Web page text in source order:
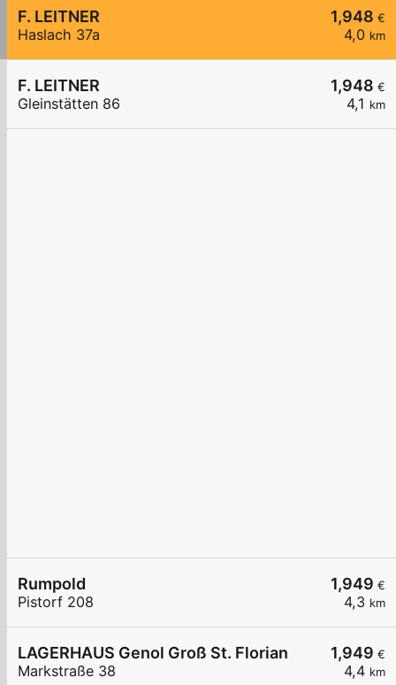
1,948 €
4,0 km
F. LEITNER
Haslach 37a
1,948 €
4,1 km
F. LEITNER
Gleinstätten 86
1,949 €
4,3 km
Rumpold
Pistorf 208
1,949 €
4,4 km
LAGERHAUS Genol Groß St. Florian
Markstraße 38